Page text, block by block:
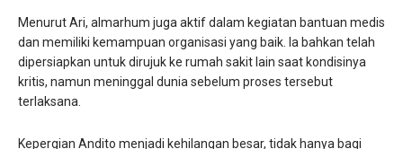
Menurut Ari, almarhum juga aktif dalam kegiatan bantuan medis
dan memiliki kemampuan organisasi yang baik. Ia bahkan telah
dipersiapkan untuk dirujuk ke rumah sakit lain saat kondisinya
kritis, namun meninggal dunia sebelum proses tersebut
terlaksana.
Kepergian Andito menjadi kehilangan besar, tidak hanya bagi